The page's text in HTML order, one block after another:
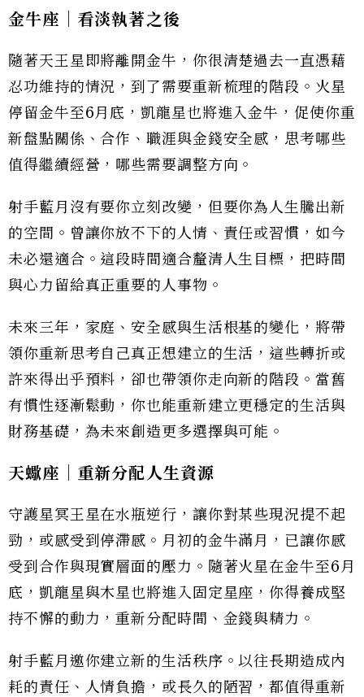
金牛座｜看淡執著之後
隨著天王星即將離開金牛，你很清楚過去一直憑藉
忍功維持的情況，到了需要重新梳理的階段。火星
停留金牛至6月底，凱龍星也將進入金牛，促使你重
新盤點關係、合作、職涯與金錢安全感，思考哪些
值得繼續經營，哪些需要調整方向。
射手藍月沒有要你立刻改變，但要你為人生騰出新
的空間。曾讓你放不下的人情、責任或習慣，如今
未必還適合。這段時間適合釐清人生目標，把時間
與心力留給真正重要的人事物。
未來三年，家庭、安全感與生活根基的變化，將帶
領你重新思考自己真正想建立的生活，這些轉折或
許來得出乎預料，卻也帶領你走向新的階段。當舊
有慣性逐漸鬆動，你也能重新建立更穩定的生活與
財務基礎，為未來創造更多選擇與可能。
天蠍座｜重新分配人生資源
守護星冥王星在水瓶逆行，讓你對某些現況提不起
勁，或感受到停滯感。月初的金牛滿月，已讓你感
受到合作與現實層面的壓力。隨著火星在金牛至6月
底，凱龍星與木星也將進入固定星座，你得養成堅
持不懈的動力，重新分配時間、金錢與精力。
射手藍月邀你建立新的生活秩序。以往長期造成內
耗的責任、人情負擔，或長久的陋習，都值得重新